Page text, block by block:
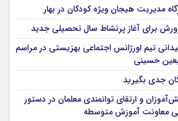
مدیریت هیجان ویژه کودکان در بهار
برای آغاز پرنشاط سال تحصیلی جدید
تیم اورژانس اجتماعی بهزیستی در مراسم
حسینی
جدی بگیرید
و ارتقای توانمندی معلمان در دستور
معاونت آموزش متوسطه